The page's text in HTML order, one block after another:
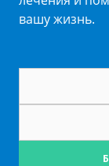
вашу жизнь.